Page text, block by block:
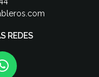
REDES